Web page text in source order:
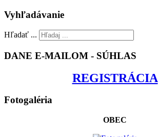
Vyhľadávanie
Hľadať ...
DANE E-MAILOM - SÚHLAS
REGISTRÁCIA
Fotogaléria
OBEC